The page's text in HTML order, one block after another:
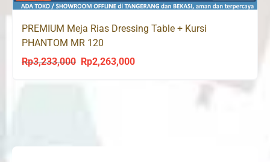
PREMIUM Meja Rias Dressing Table + Kursi
PHANTOM MR 120
Rp3,233,000
Original
Rp2,263,000Current